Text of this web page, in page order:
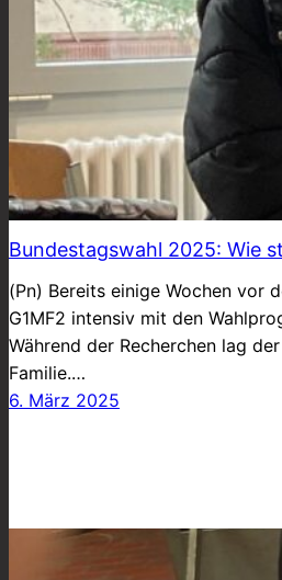
Bundestagswahl 2025: Wie
(Pn) Bereits einige Wochen vor
G1MF2 intensiv mit den
Während der Recherchen lag
Familie.…
6. März 2025